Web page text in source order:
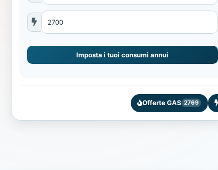
Imposta i tuoi consumi annui
Offerte GAS 2769